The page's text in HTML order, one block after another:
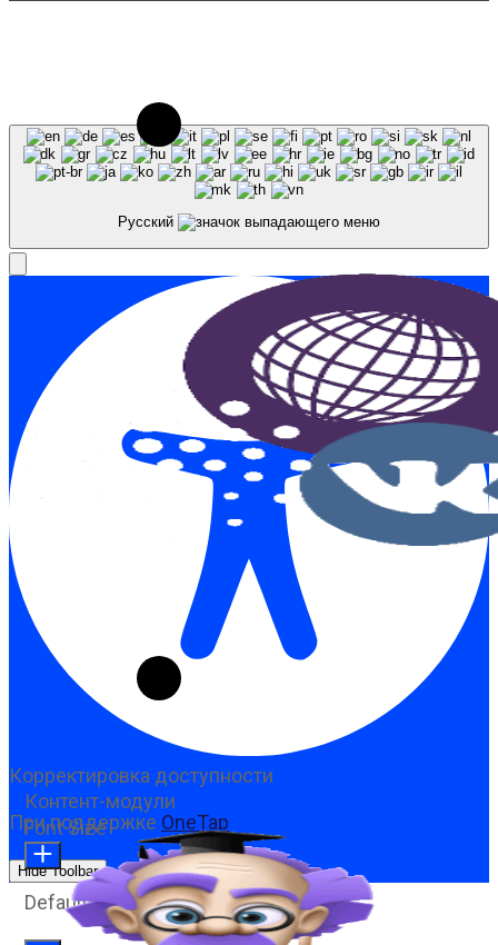
Русский
Корректировка доступности
При поддержке OneTap
Hide Toolbar
Контент-модули
Font Size
Default